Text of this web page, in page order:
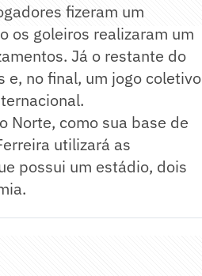
fizeram um
os goleiros realizaram um
Já o restante do
e, no final, um jogo coletivo
Norte, como sua base de
utilizará as
possui um estádio, dois